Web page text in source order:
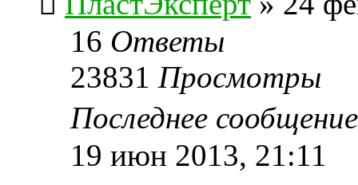
16 Ответы
23831 Просмотры
Последнее
19 июн 2013, 21:11